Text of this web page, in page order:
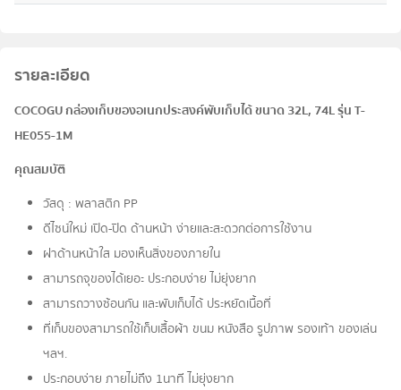
รายละเอียด
COCOGU กล่องเก็บของอเนกประสงค์พับเก็บได้ ขนาด 32L, 74L รุ่น T-
HE055-1M
คุณสมบัติ
วัสดุ : พลาสติก PP
ดีไซน์ใหม่ เปิด-ปิด ด้านหน้า ง่ายและสะดวกต่อการใช้งาน
ฝาด้านหน้าใส มองเห็นสิ่งของภายใน
สามารถจุของได้เยอะ ประกอบง่าย ไม่ยุ่งยาก
สามารถวางซ้อนกัน และพับเก็บได้ ประหยัดเนื้อที่
ที่เก็บของสามารถใช้เก็บเสื้อผ้า ขนม หนังสือ รูปภาพ รองเท้า ของเล่น
ฯลฯ.
ประกอบง่าย ภายไม่ถึง 1นาที ไม่ยุ่งยาก